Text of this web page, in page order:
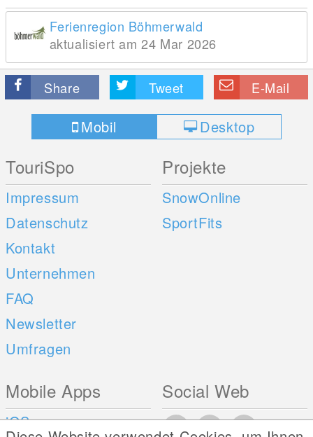
Ferienregion Böhmerwald
aktualisiert am 24 Mar 2026
Share Tweet E-Mail
Mobil Desktop
TouriSpo
Impressum
Datenschutz
Kontakt
Unternehmen
FAQ
Newsletter
Umfragen
Projekte
SnowOnline
SportFits
Mobile Apps
iOS
Social Web